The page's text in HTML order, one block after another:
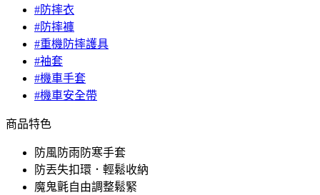
#防摔衣
#防摔褲
#重機防摔護具
#袖套
#機車手套
#機車安全帶
商品特色
防風防雨防寒手套
防丟失扣環．輕鬆收納
魔鬼氈自由調整鬆緊